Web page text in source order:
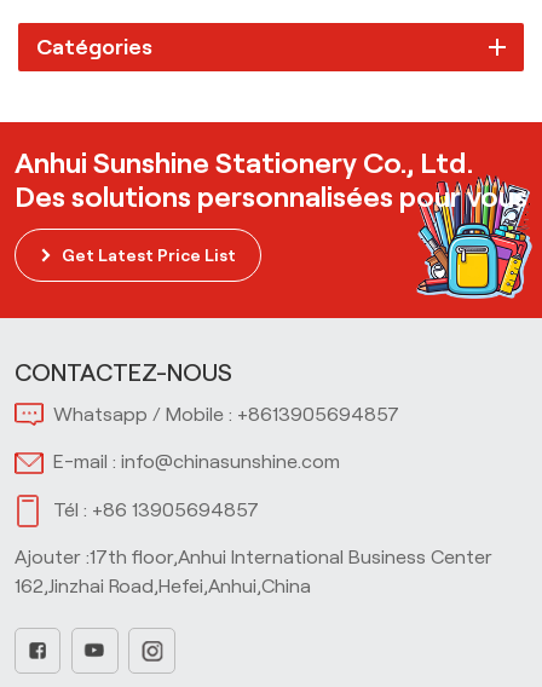
Catégories
Anhui Sunshine Stationery Co., Ltd.
Des solutions personnalisées pour vous
Get Latest Price List
CONTACTEZ-NOUS
Whatsapp / Mobile : +8613905694857
E-mail : info@chinasunshine.com
Tél : +86 13905694857
Ajouter :17th floor,Anhui International Business Center
162,Jinzhai Road,Hefei,Anhui,China